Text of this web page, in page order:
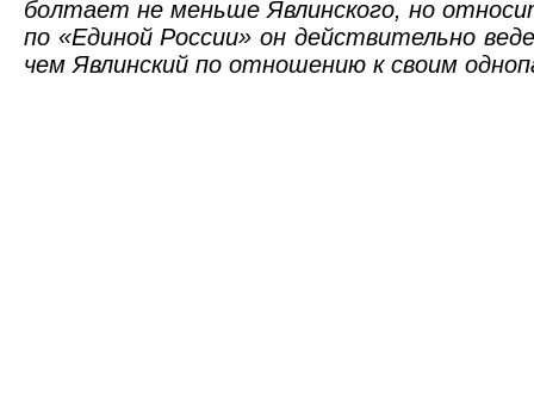
болтает не меньше Явлинского, но
по «Единой России» он действительно
чем Явлинский по отношению к своим